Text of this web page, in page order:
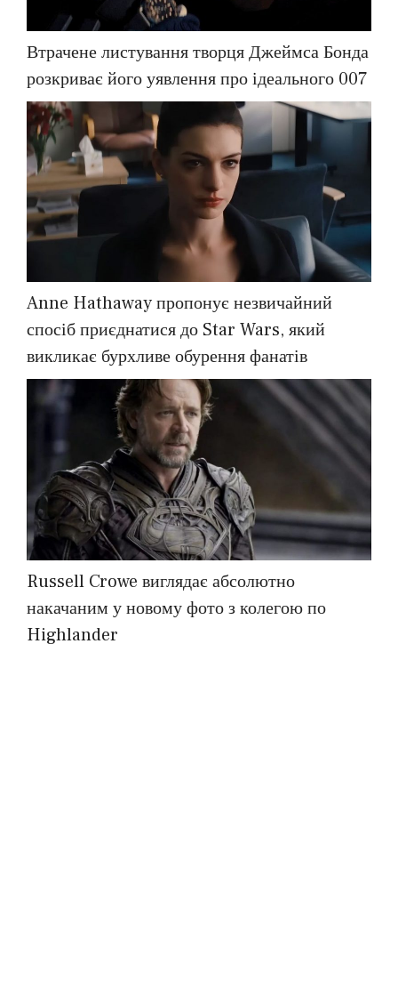
Втрачене листування творця Джеймса Бонда
розкриває його уявлення про ідеального 007
Anne Hathaway пропонує незвичайний
спосіб приєднатися до Star Wars, який
викликає бурхливе обурення фанатів
Russell Crowe виглядає абсолютно
накачаним у новому фото з колегою по
Highlander